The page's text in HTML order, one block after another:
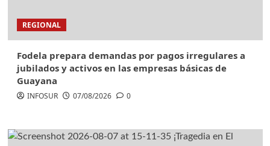
REGIONAL
Fodela prepara demandas por pagos irregulares a
jubilados y activos en las empresas básicas de
Guayana
INFOSUR 07/08/2026 0